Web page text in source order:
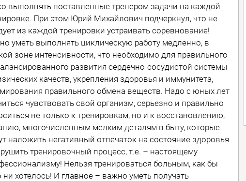
выполнять поставленные тренером задачи на каждой
При этом Юрий Михайлович подчеркнул, что не
из каждой тренировки устраивать соревнование!
уметь выполнять циклическую работу медленно, в
зоне интенсивности, что необходимо для правильного
развития сердечно-сосудистой системы
качеств, укрепления здоровья и иммунитета,
правильного обмена веществ. Надо с юных лет
чувствовать свой организм, серьезно и правильно
не только к тренировкам, но и к восстановлению,
многочисленным мелким деталям в быту, которые
наложить негативный отпечаток на состояние здоровья
тренировочный процесс, т.е. – настоящему
Нельзя тренироваться больным, как бы
ни хотелось! И главное – важно уметь получать